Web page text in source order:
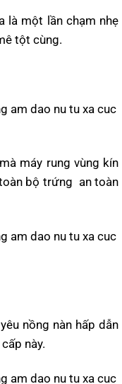
là một lần chạm nhẹ
tột cùng.
máy rung vùng kín
bộ trứng an toàn
nồng nàn hấp dẫn
này.